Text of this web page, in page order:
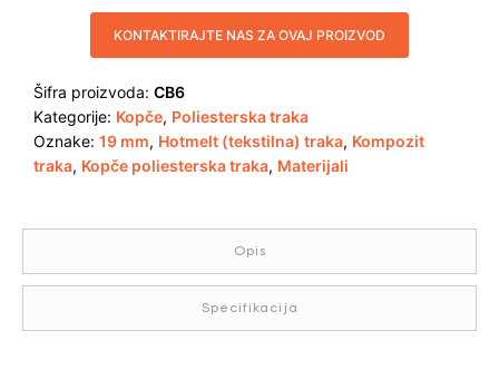
KONTAKTIRAJTE NAS ZA OVAJ PROIZVOD
Šifra proizvoda: CB6
Kategorije: Kopče, Poliesterska traka
Oznake: 19 mm, Hotmelt (tekstilna) traka, Kompozit
traka, Kopče poliesterska traka, Materijali
Opis
Specifikacija